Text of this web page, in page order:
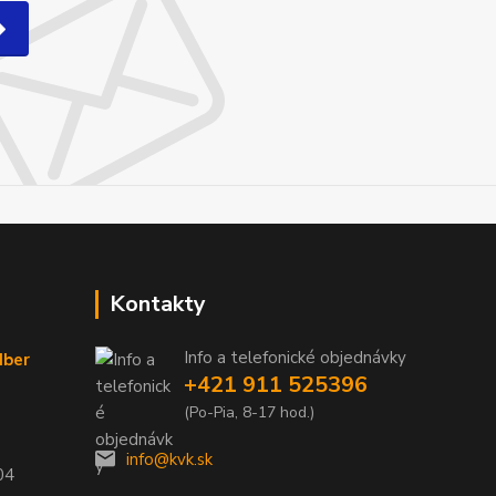
Kontakty
Info a telefonické objednávky
+421 911 525396
(Po-Pia, 8-17 hod.)
info@kvk.sk